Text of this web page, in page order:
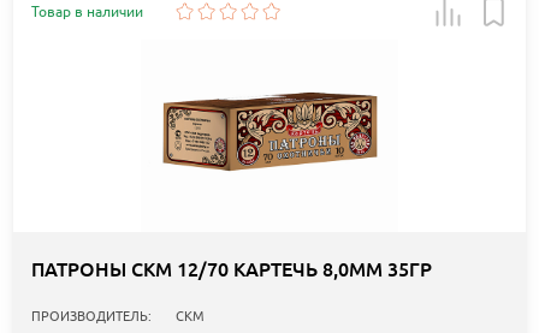
Товар в наличии
ПАТРОНЫ СКМ 12/70 КАРТЕЧЬ 8,0ММ 35ГР
ПРОИЗВОДИТЕЛЬ: СКМ